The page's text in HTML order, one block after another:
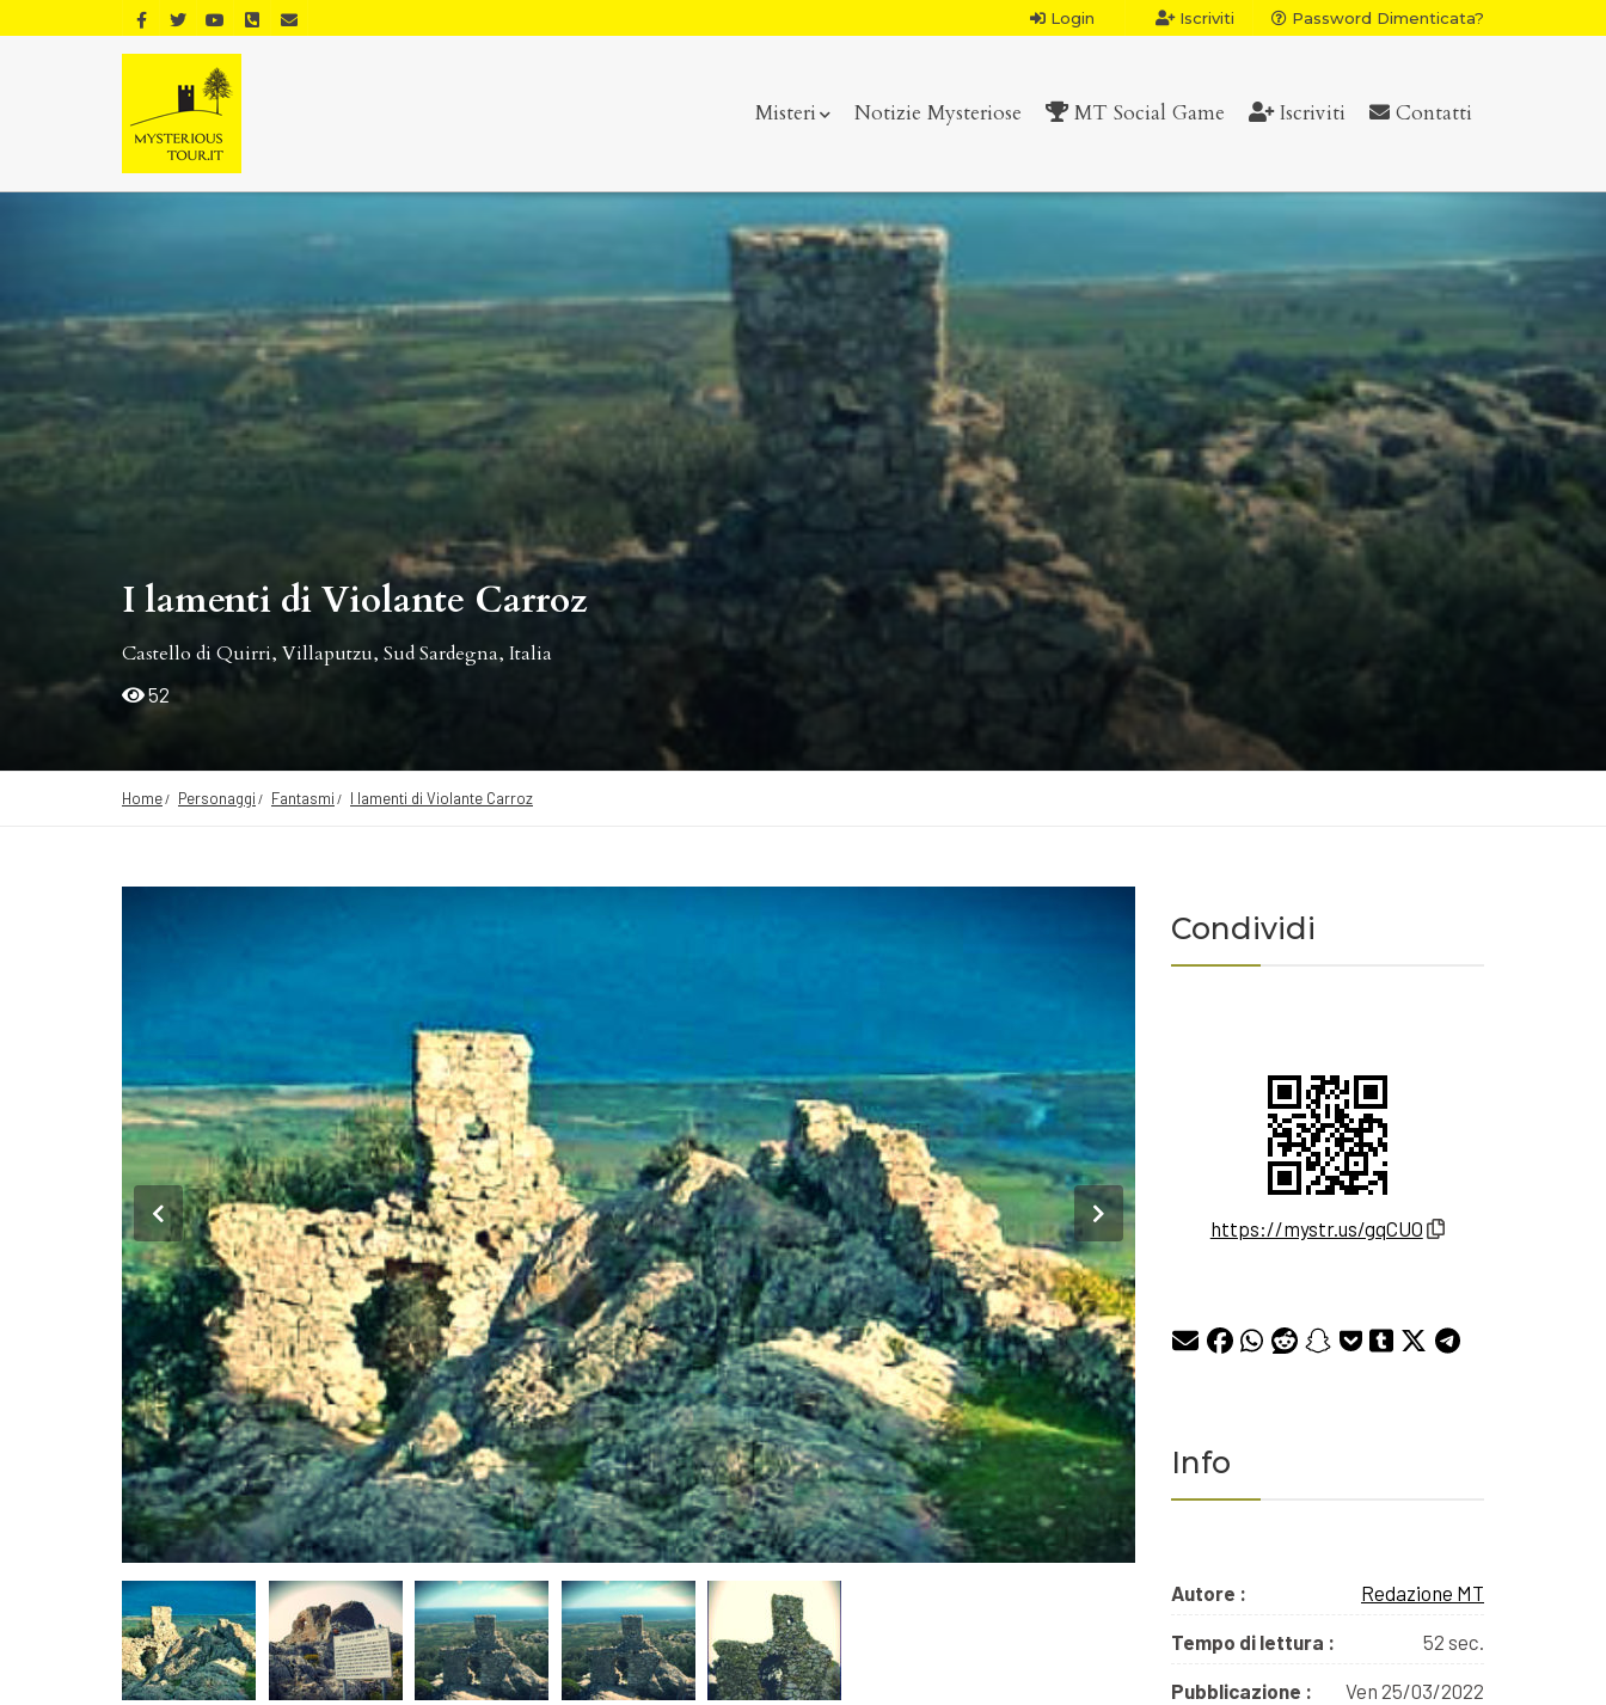
Login Iscriviti Password Dimenticata?
Misteri Notizie Mysteriose MT Social Game Iscriviti Contatti
I lamenti di Violante Carroz
Castello di Quirri, Villaputzu, Sud Sardegna, Italia
52
Home Personaggi Fantasmi I lamenti di Violante Carroz
Condividi
https://mystr.us/gqCUO
Info
Autore : Redazione MT
Tempo di lettura : 52 sec.
Pubblicazione : Ven 25/03/2022